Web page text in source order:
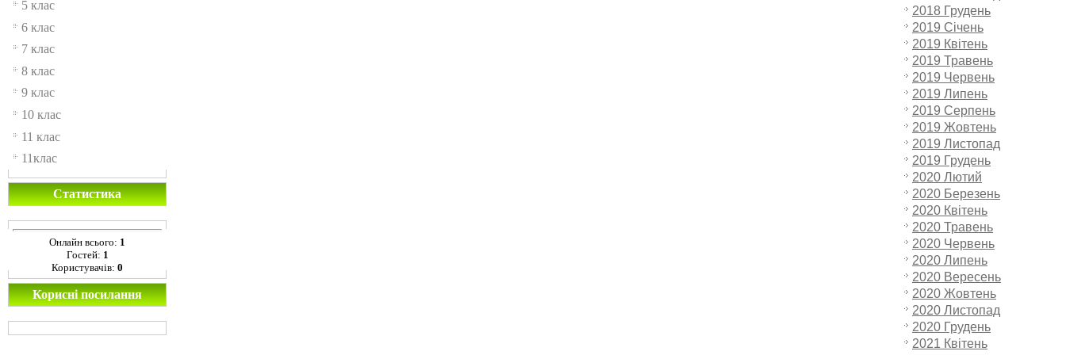
5 клас
6 клас
7 клас
8 клас
9 клас
10 клас
11 клас
11клас
Статистика
Онлайн всього: 1
Гостей: 1
Користувачів: 0
Корисні посилання
2018 Грудень
2019 Січень
2019 Квітень
2019 Травень
2019 Червень
2019 Липень
2019 Серпень
2019 Жовтень
2019 Листопад
2019 Грудень
2020 Лютий
2020 Березень
2020 Квітень
2020 Травень
2020 Червень
2020 Липень
2020 Вересень
2020 Жовтень
2020 Листопад
2020 Грудень
2021 Квітень